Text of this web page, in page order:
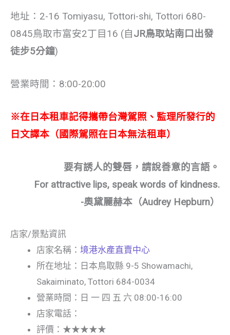
地址：2-16 Tomiyasu, Tottori-shi, Tottori 680-
0845鳥取市富安2丁目16 (自JR鳥取站南口出發
徒步5分鐘)
營業時間：8:00-20:00
※在日本租車記得攜帶台灣駕照、監理所發行的
日文譯本（國際駕照在日本無法租車）
要有誘人的雙唇，請說善意的言語。
For attractive lips, speak words of kindness.
-奧黛麗赫本（Audrey Hepburn）
店家/景點資訊
店家名稱： 境港水產直賣中心
所在地址：日本鳥取縣 9-5 Showamachi,
Sakaiminato, Tottori 684-0034
營業時間：日 一 四 五 六 08:00-16:00
店家電話：
評價：★★★★★